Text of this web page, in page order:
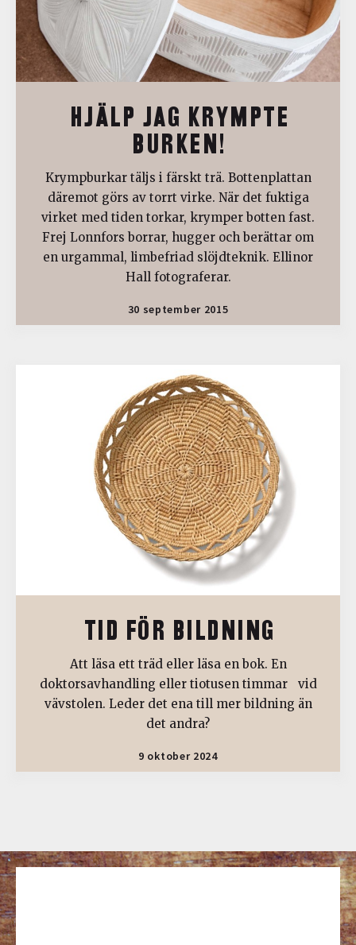
HJÄLP JAG KRYMPTE
BURKEN!
Krympburkar täljs i färskt trä. Bottenplattan
däremot görs av torrt virke. När det fuktiga
virket med tiden torkar, krymper botten fast.
Frej Lonnfors borrar, hugger och berättar om
en urgammal, limbefriad slöjdteknik. Ellinor
Hall fotograferar.
30 september 2015
TID FÖR BILDNING
Att läsa ett träd eller läsa en bok. En
doktorsavhandling eller tiotusen timmar vid
vävstolen. Leder det ena till mer bildning än
det andra?
9 oktober 2024